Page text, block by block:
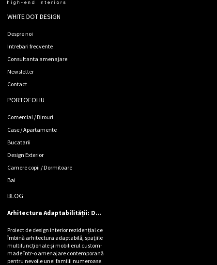
WHITE DOT DESIGN
Despre noi
Intrebari frecvente
Consultanta amenajare
Newsletter
Contact
PORTOFOLIU
Comercial / Birouri
Case / Apartamente
Bucatarii
Design Exterior
Camere copii / Dormitoare
Bai
BLOG
Arhitectura Adaptabilității: Design de locuință pentru Cinci Personalități
Proiect de design interior rezidențial ce
îmbină arhitectura adaptabilă, spațiile
multifuncționale și mobilierul custom-
made într-o amenajare contemporană
pentru nevoile unei familii numeroase.